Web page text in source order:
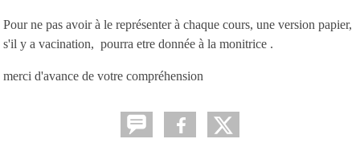
Pour ne pas avoir à le représenter à chaque cours, une version papier,
s'il y a vacination, pourra etre donnée à la monitrice .
merci d'avance de votre compréhension